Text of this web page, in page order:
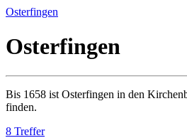
Osterfingen
Osterfingen
Bis 1658 ist Osterfingen in den
finden.
8 Treffer